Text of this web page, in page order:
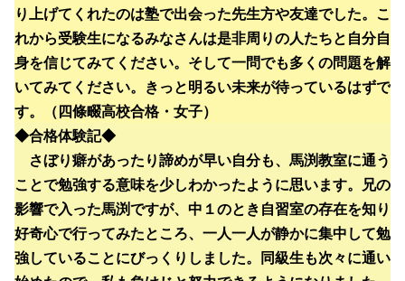
り上げてくれたのは塾で出会った先生方や友達でした。こ
れから受験生になるみなさんは是非周りの人たちと自分自
身を信じてみてください。そして一問でも多くの問題を解
いてみてください。きっと明るい未来が待っているはずで
す。（四條畷高校合格・女子）
◆合格体験記◆
さぼり癖があったり諦めが早い自分も、馬渕教室に通う
ことで勉強する意味を少しわかったように思います。兄の
影響で入った馬渕ですが、中１のとき自習室の存在を知り
好奇心で行ってみたところ、一人一人が静かに集中して勉
強していることにびっくりしました。同級生も次々に通い